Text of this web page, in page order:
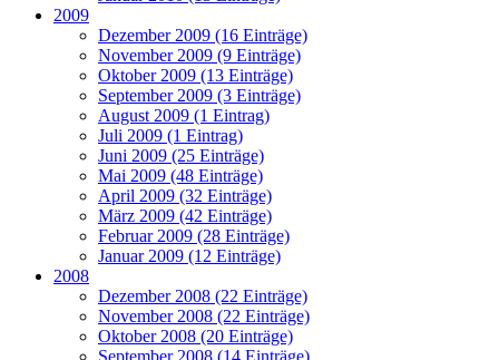
2009
Dezember 2009 (16 Einträge)
November 2009 (9 Einträge)
Oktober 2009 (13 Einträge)
September 2009 (3 Einträge)
August 2009 (1 Eintrag)
Juli 2009 (1 Eintrag)
Juni 2009 (25 Einträge)
Mai 2009 (48 Einträge)
April 2009 (32 Einträge)
März 2009 (42 Einträge)
Februar 2009 (28 Einträge)
Januar 2009 (12 Einträge)
2008
Dezember 2008 (22 Einträge)
November 2008 (22 Einträge)
Oktober 2008 (20 Einträge)
September 2008 (14 Einträge)